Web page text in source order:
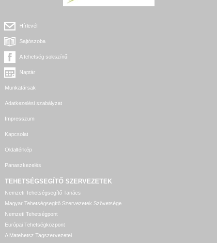
Hírlevél
Sajtószoba
A tehetség sokszínű
Naptár
Munkatársak
Adatkezelési szabályzat
Impresszum
Kapcsolat
Oldaltérkép
Panaszkezelés
TEHETSÉGSEGÍTŐ SZERVEZETEK
Nemzeti Tehetségsegítő Tanács
Magyar Tehetségsegítő Szervezetek Szövetsége
Nemzeti Tehetségpont
Európai Tehetségközpont
A Matehetsz Tagszervezetei